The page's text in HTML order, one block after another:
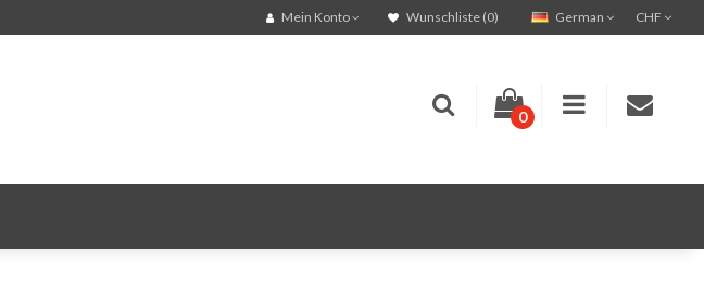
CHF
German
Mein Konto Wunschliste (0)
0